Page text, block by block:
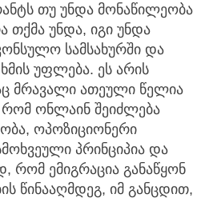
თუ უნდა მონაწილეობა
თქმა უნდა, იგი უნდა
სამსახურში და
უფლება. ეს არის
მრავალი ათეული წელია
რომ ონლაინ შეიძლება
ოპოზიციონერი
პრინციპია და
რომ ემიგრაცია განაწყონ
წინააღმდეგ, იმ განცდით,